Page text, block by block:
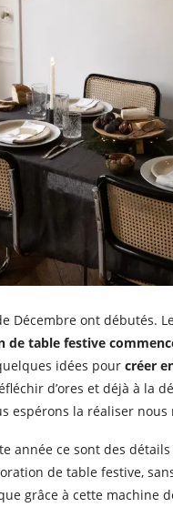
Décembre ont débutés.
table festive
idées pour créer
d’ores et déjà à la
espérons la réaliser nous
année ce sont des
de table festive,
grâce à cette machine